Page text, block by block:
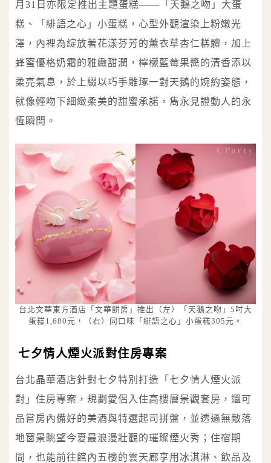
月31日亦限定推出主題蛋糕——「天鵝之吻」大蛋
糕、「緋語之心」小蛋糕，心型外觀渲染上粉嫩光
澤，內裡為綻放著花漾芬芳的薰衣草杏仁糕體，加上
蜂蜜優格奶霜的雅緻甜潤，檸檬藍莓果醬的清香添以
柔亮氣息，於上綴以巧手雕琢一對天鵝的婉約姿態，
就像輕吻下細緻柔美的甜蜜承諾，雋永見證動人的永
恆瞬間。
台北文華東方酒店「文華餅房」推出（左）「天鵝之吻」5吋大
蛋糕1,680元，（右）同口味「緋語之心」小蛋糕305元。
七夕情人煙火派對住房專案
台北晶華酒店針對七夕特別打造「七夕情人煙火派
對」住房專案，規劃愛侶入住高樓層景觀套房，還可
品嘗房內備好的美酒與特選起司拼盤，並透過無敵落
地窗景眺望今夏最浪漫壯觀的璀璨煙火秀；住宿期
間，也能前往館內五樓的雲天廊享用冰淇淋、飲品及